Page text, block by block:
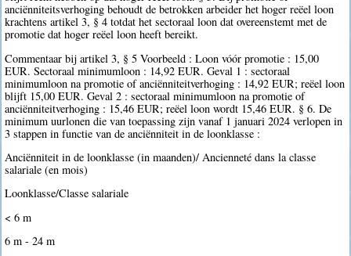
anciënniteitsverhoging behoudt de betrokken arbeider het hoger reëel loon
krachtens artikel 3, § 4 totdat het sectoraal loon dat overeenstemt met de
promotie dat hoger reëel loon heeft bereikt.
Commentaar bij artikel 3, § 5 Voorbeeld : Loon vóór promotie : 15,00
EUR. Sectoraal minimumloon : 14,92 EUR. Geval 1 : sectoraal
minimumloon na promotie of anciënniteitverhoging : 14,92 EUR; reëel loon
blijft 15,00 EUR. Geval 2 : sectoraal minimumloon na promotie of
anciënniteitverhoging : 15,46 EUR; reëel loon wordt 15,46 EUR. § 6. De
minimum uurlonen die van toepassing zijn vanaf 1 januari 2024 verlopen in
3 stappen in functie van de anciënniteit in de loonklasse :
Anciënniteit in de loonklasse (in maanden)/ Ancienneté dans la classe
salariale (en mois)
Loonklasse/Classe salariale
< 6 m
6 m - 24 m